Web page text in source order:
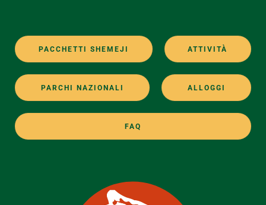
PACCHETTI SHEMEJI ATTIVITÀ
PARCHI NAZIONALI ALLOGGI
FAQ